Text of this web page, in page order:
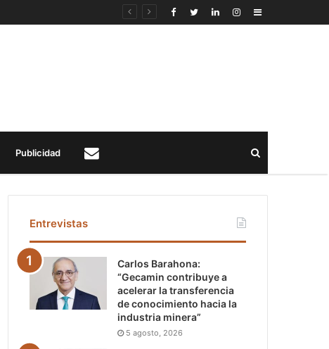
Sidebar
Publicidad
Entrevistas
Carlos Barahona:
“Gecamin contribuye a
acelerar la transferencia
de conocimiento hacia la
industria minera”
5 agosto, 2026